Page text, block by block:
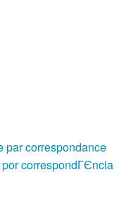
par correspondance
correspondГЄncia